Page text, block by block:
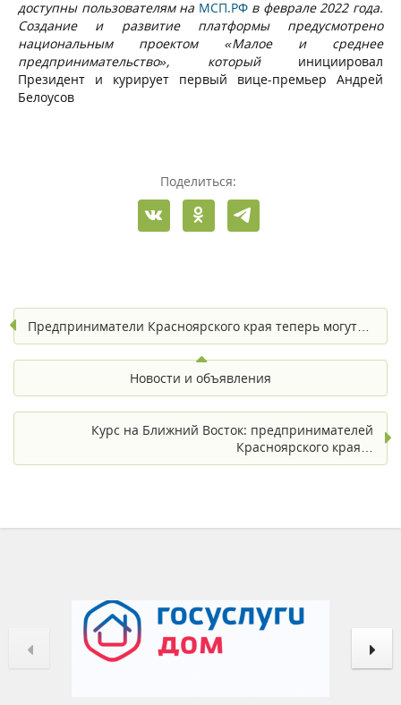
доступны пользователям на МСП.РФ в феврале 2022 года.
Создание и развитие платформы предусмотрено
национальным проектом «Малое и среднее
предпринимательство», который инициировал
Президент и курирует первый вице-премьер Андрей
Белоусов
Поделиться:
Предприниматели Красноярского края теперь могут…
Новости и объявления
Курс на Ближний Восток: предпринимателей
Красноярского края…